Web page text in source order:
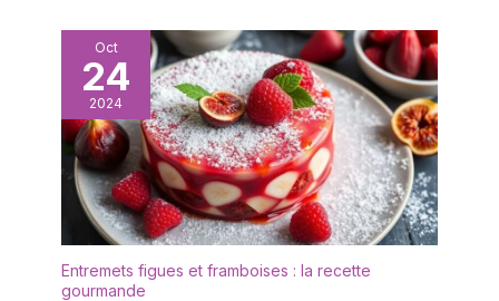
qualité alimentaire, 100 %
sans plomb ni cadmium,
et ne présente aucun
risque pour la santé. Elle
passe sans problème au
lave-vaisselle et peut
être réchauffée
directement au micro-
ondes, ce qui permet de
gagner du temps et de
réduire les efforts. C'est
Oct
24
2024
Entremets figues et framboises : la recette
gourmande